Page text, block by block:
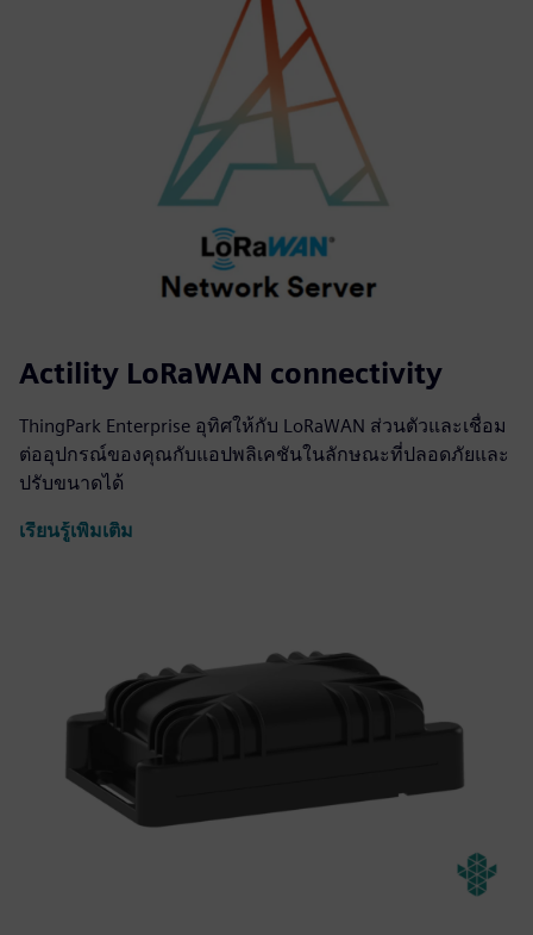
Actility LoRaWAN connectivity
ThingPark Enterprise อุทิศให้กับ LoRaWAN ส่วนตัวและเชื่อม
ต่ออุปกรณ์ของคุณกับแอปพลิเคชันในลักษณะที่ปลอดภัยและ
ปรับขนาดได้
เรียนรู้เพิ่มเติม